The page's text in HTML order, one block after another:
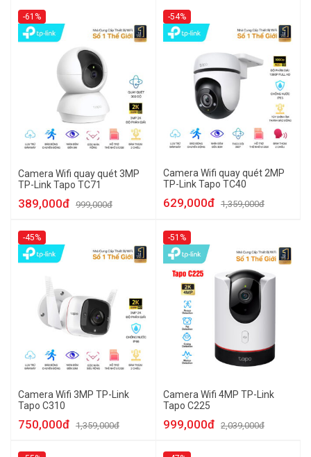
-61%
Camera Wifi quay quét 3MP
TP-Link Tapo TC71
389,000đ 999,000đ
-54%
Camera Wifi quay quét 2MP
TP-Link Tapo TC40
629,000đ 1,359,000đ
-45%
Camera Wifi 3MP TP-Link
Tapo C310
750,000đ 1,359,000đ
-51%
Camera Wifi 4MP TP-Link
Tapo C225
999,000đ 2,039,000đ